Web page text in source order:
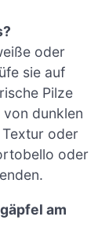
oder
sie auf
Pilze
dunklen
Textur oder
oder
am